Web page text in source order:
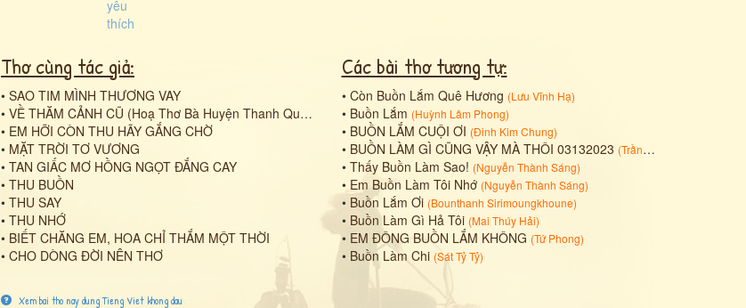
Thơ cùng tác giả:
• SAO TIM MÌNH THƯƠNG VAY
• VỀ THĂM CẢNH CŨ (Hoạ Thơ Bà Huyện Thanh Quan)
• EM HỠI CÒN THU HÃY GẮNG CHỜ
• MẶT TRỜI TƠ VƯƠNG
• TAN GIẤC MƠ HỒNG NGỌT ĐẮNG CAY
• THU BUỒN
• THU SAY
• THU NHỚ
• BIẾT CHĂNG EM, HOA CHỈ THẮM MỘT THỜI
• CHO DÒNG ĐỜI NÊN THƠ
Các bài thơ tương tự:
• Còn Buồn Lắm Quê Hương (Lưu Vĩnh Hạ)
• Buồn Lắm (Huỳnh Lâm Phong)
• BUỒN LẮM CUỘI ƠI (Đinh Kim Chung)
• BUỒN LÀM GÌ CŨNG VẬY MÀ THÔI 03132023 (Trần Minh Hiền
• Thấy Buồn Làm Sao! (Nguyễn Thành Sáng)
• Em Buồn Làm Tôi Nhớ (Nguyễn Thành Sáng)
• Buồn Lắm Ơi (Bounthanh Sirimoungkhoune)
• Buồn Làm Gì Hả Tôi (Mai Thúy Hải)
• EM ĐÔNG BUỒN LẮM KHÔNG (Tứ Phong)
• Buồn Làm Chi (Sát Tỷ Tỷ)
Xem bai tho nay dung Tieng Viet khong dau